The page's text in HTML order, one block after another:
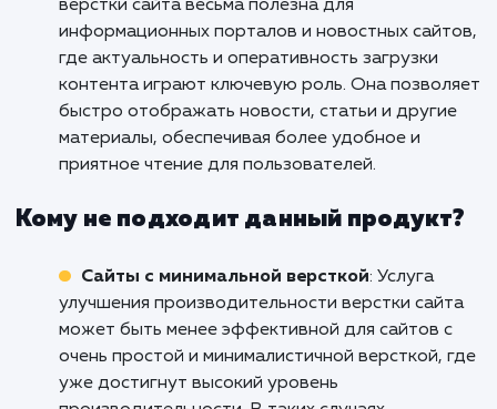
полезна для интернет-магазинов, где
загрузка страниц и удобная навигация
важную роль. Она позволяет снизить время
загрузки страниц товаров, категорий и
что улучшает пользовательский опыт и
способствует увеличению конверсии.
Корпоративные веб-сайты: Услуга
является ценным решением для
веб-сайтов, где представлена информация
компании, ее услугах и продуктах. Она
сократить время загрузки статических
таких как "О нас", "Контакты" и "Услуги",